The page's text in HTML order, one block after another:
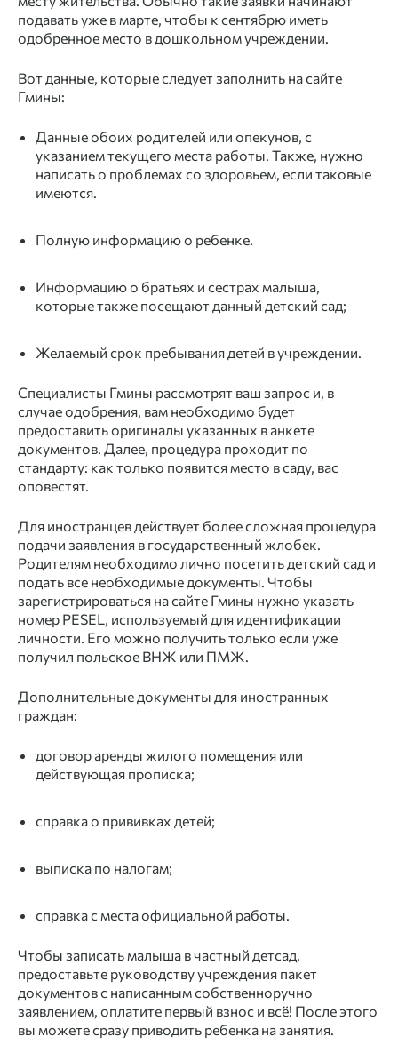
подавать уже в марте, чтобы к сентябрю иметь
одобренное место в дошкольном учреждении.
Вот данные, которые следует заполнить на сайте
Гмины:
Данные обоих родителей или опекунов, с
указанием текущего места работы. Также, нужно
написать о проблемах со здоровьем, если таковые
имеются.
Полную информацию о ребенке.
Информацию о братьях и сестрах малыша,
которые также посещают данный детский сад;
Желаемый срок пребывания детей в учреждении.
Специалисты Гмины рассмотрят ваш запрос и, в
случае одобрения, вам необходимо будет
предоставить оригиналы указанных в анкете
документов. Далее, процедура проходит по
стандарту: как только появится место в саду, вас
оповестят.
Для иностранцев действует более сложная процедура
подачи заявления в государственный жлобек.
Родителям необходимо лично посетить детский сад и
подать все необходимые документы. Чтобы
зарегистрироваться на сайте Гмины нужно указать
номер PESEL, используемый для идентификации
личности. Его можно получить только если уже
получил польское ВНЖ или ПМЖ.
Дополнительные документы для иностранных
граждан:
договор аренды жилого помещения или
действующая прописка;
справка о прививках детей;
выписка по налогам;
справка с места официальной работы.
Чтобы записать малыша в частный детсад,
предоставьте руководству учреждения пакет
документов с написанным собственноручно
заявлением, оплатите первый взнос и всё! После этого
вы можете сразу приводить ребенка на занятия.